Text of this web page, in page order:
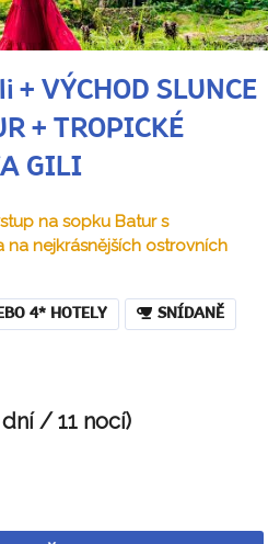
+ VÝCHOD SLUNCE
+ TROPICKÉ
GILI
na sopku Batur s
nejkrásnějších ostrovních
4* HOTELY SNÍDANĚ
dní / 11 nocí)